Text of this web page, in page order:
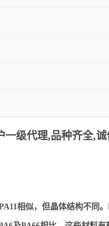
一级代理,品种齐全,
相似，但晶体结构不同